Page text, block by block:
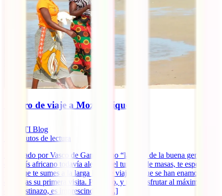
Seguro de viaje a Mozambique
IATI Blog
minutos de lectura
Bautizado por Vasco de Gama como “la tierra de la buena gente”,
este país africano todavía alejado del turismo de masas, te espera
para que te sumes a la larga lista de viajeros que se han enamorado
de él tras su primera visita. Para ello, y para disfrutar al máximo de
este destinazo, es imprescindible [...]